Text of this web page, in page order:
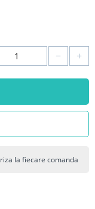
+
−
la fiecare comanda